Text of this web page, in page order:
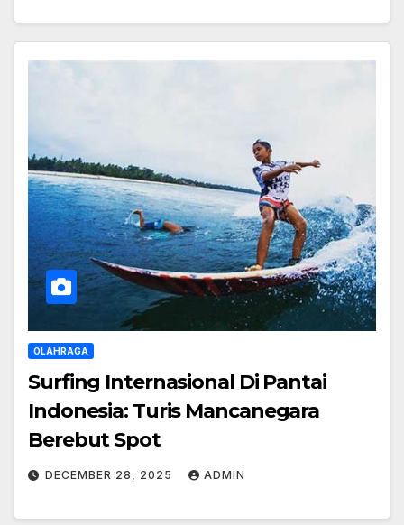
OLAHRAGA
Surfing Internasional Di Pantai
Indonesia: Turis Mancanegara
Berebut Spot
DECEMBER 28, 2025 ADMIN